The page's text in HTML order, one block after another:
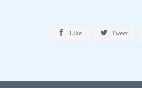
 Like  Tweet